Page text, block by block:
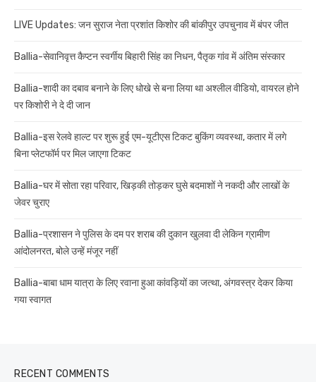
LIVE Updates: जन सुराज नेता प्रशांत किशोर की बांकीपुर उपचुनाव में बंपर जीत
Ballia-सेवानिवृत्त कैप्टन स्वर्गीय बिहारी सिंह का निधन, पैतृक गांव में अंतिम संस्कार
Ballia-शादी का दबाव बनाने के लिए धोखे से बना लिया था अश्लील वीडियो, वायरल होने
पर किशोरी ने दे दी जान
Ballia-इस रेलवे हाल्ट पर शुरू हुई एम-यूटीएस टिकट बुकिंग व्यवस्था, कतार में लगे
बिना प्लेटफॉर्म पर मिल जाएगा टिकट
Ballia-घर में सोता रहा परिवार, खिड़की तोड़कर घुसे बदमाशों ने नकदी और लाखों के
जेवर चुराए
Ballia-प्रशासन ने पुलिस के दम पर शराब की दुकान खुलवा दी लेकिन ग्रामीण
आंदोलनरत, बोले उन्हें मंजूर नहीं
Ballia-बाबा धाम यात्रा के लिए रवाना हुआ कांवड़ियों का जत्था, अंगवस्त्र देकर किया
गया स्वागत
RECENT COMMENTS